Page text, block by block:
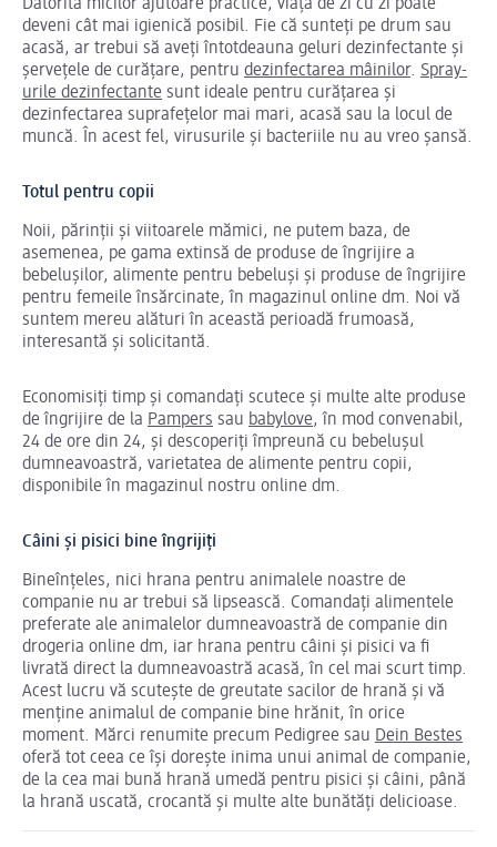
Datorită micilor ajutoare practice, viața de zi cu zi poate
deveni cât mai igienică posibil. Fie că sunteți pe drum sau
acasă, ar trebui să aveți întotdeauna geluri dezinfectante și
șervețele de curățare, pentru dezinfectarea mâinilor. Spray-
urile dezinfectante sunt ideale pentru curățarea și
dezinfectarea suprafețelor mai mari, acasă sau la locul de
muncă. În acest fel, virusurile și bacteriile nu au vreo șansă.
Totul pentru copii
Noii, părinții și viitoarele mămici, ne putem baza, de
asemenea, pe gama extinsă de produse de îngrijire a
bebelușilor, alimente pentru bebeluși și produse de îngrijire
pentru femeile însărcinate, în magazinul online dm. Noi vă
suntem mereu alături în această perioadă frumoasă,
interesantă și solicitantă.
Economisiți timp și comandați scutece și multe alte produse
de îngrijire de la Pampers sau babylove, în mod convenabil,
24 de ore din 24, și descoperiți împreună cu bebelușul
dumneavoastră, varietatea de alimente pentru copii,
disponibile în magazinul nostru online dm.
Câini și pisici bine îngrijiți
Bineînțeles, nici hrana pentru animalele noastre de
companie nu ar trebui să lipsească. Comandați alimentele
preferate ale animalelor dumneavoastră de companie din
drogeria online dm, iar hrana pentru câini și pisici va fi
livrată direct la dumneavoastră acasă, în cel mai scurt timp.
Acest lucru vă scutește de greutate sacilor de hrană și vă
menține animalul de companie bine hrănit, în orice
moment. Mărci renumite precum Pedigree sau Dein Bestes
oferă tot ceea ce își dorește inima unui animal de companie,
de la cea mai bună hrană umedă pentru pisici și câini, până
la hrană uscată, crocantă și multe alte bunătăți delicioase.